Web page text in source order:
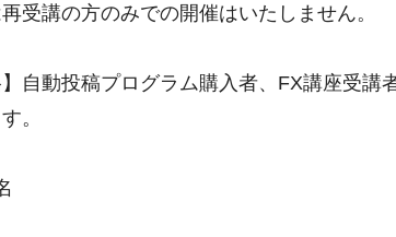
受講の方のみでの開催はいたしません。
】自動投稿プログラム購入者、FX講座受
。